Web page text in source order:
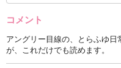
コメント
アングリー目線の、とらふゆ
が、これだけでも読めます。